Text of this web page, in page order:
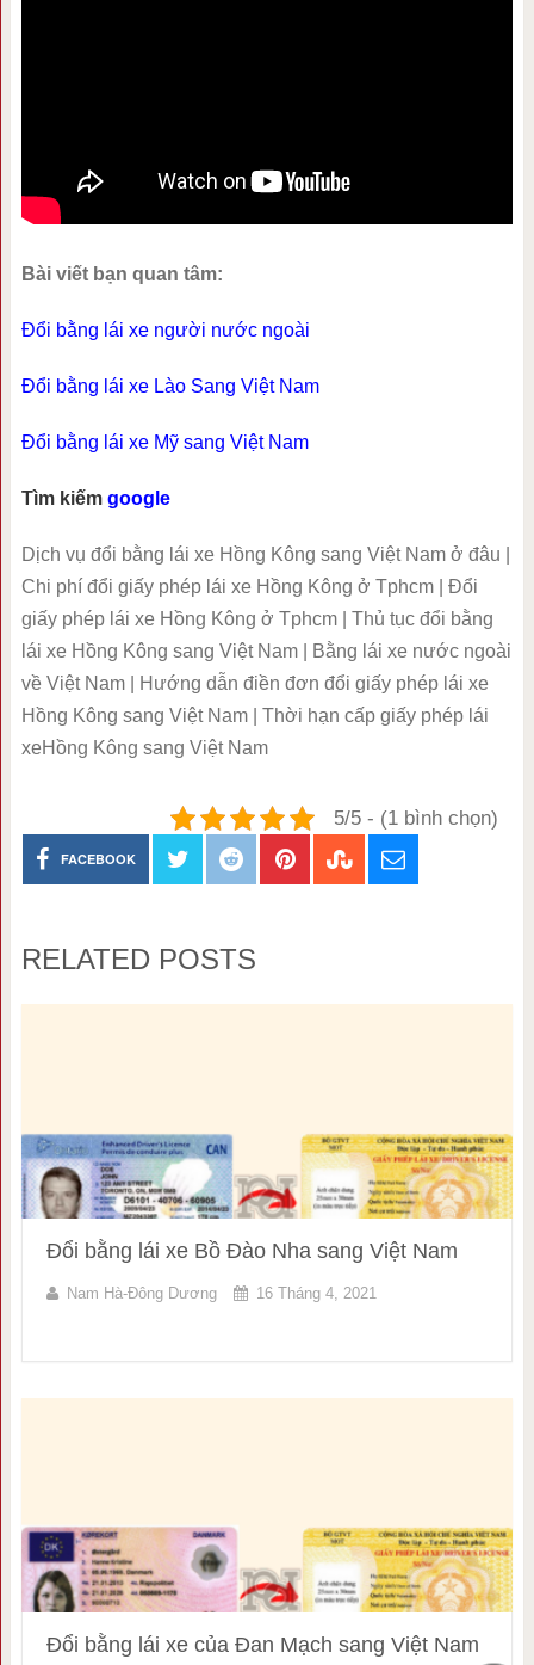
Bài viết bạn quan tâm:
Đổi bằng lái xe người nước ngoài
Đổi bằng lái xe Lào Sang Việt Nam
Đổi bằng lái xe Mỹ sang Việt Nam
Tìm kiếm google
Dịch vụ đổi bằng lái xe Hồng Kông sang Việt Nam ở đâu |
Chi phí đổi giấy phép lái xe Hồng Kông ở Tphcm | Đổi
giấy phép lái xe Hồng Kông ở Tphcm | Thủ tục đổi bằng
lái xe Hồng Kông sang Việt Nam | Bằng lái xe nước ngoài
về Việt Nam | Hướng dẫn điền đơn đổi giấy phép lái xe
Hồng Kông sang Việt Nam | Thời hạn cấp giấy phép lái
xeHồng Kông sang Việt Nam
5/5 - (1 bình chọn)
FACEBOOK
RELATED POSTS
Đổi bằng lái xe Bồ Đào Nha sang Việt Nam
Nam Hà-Đông Dương 16 Tháng 4, 2021
Đổi bằng lái xe của Đan Mạch sang Việt Nam